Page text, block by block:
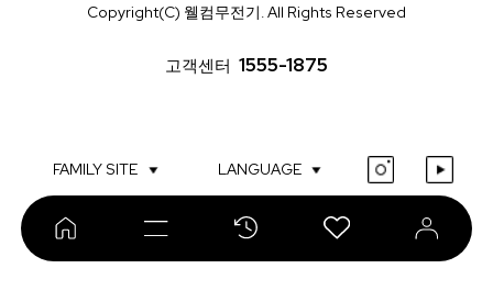
Copyright(C) 웰컴무전기. All Rights Reserved
고객센터 1555-1875